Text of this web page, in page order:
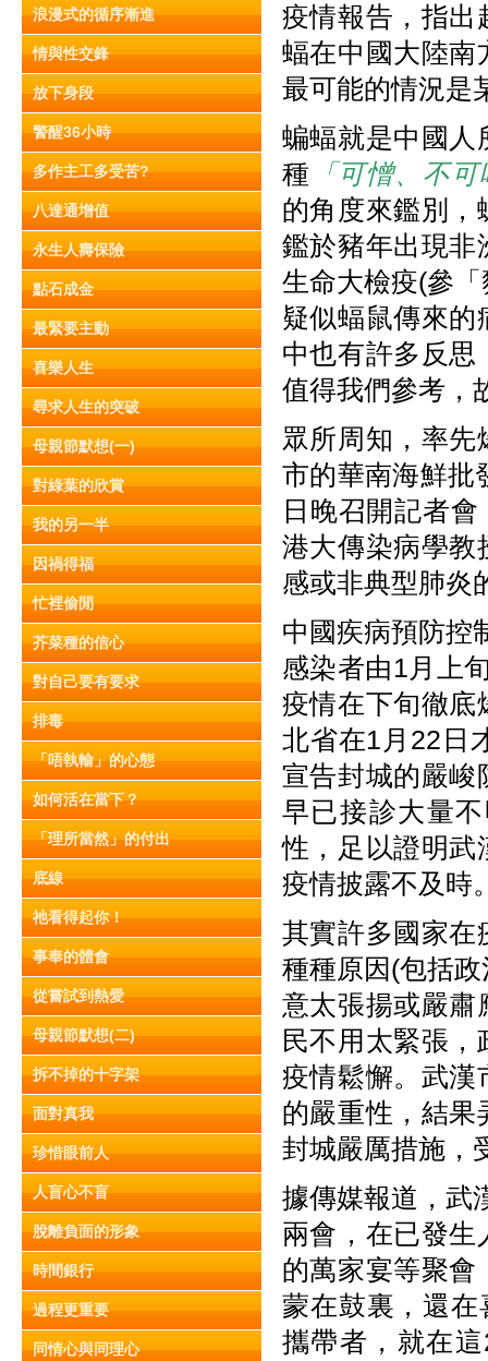
浪漫式的循序漸進
情與性交鋒
放下身段
警醒36小時
多作主工多受苦?
八達通增值
永生人壽保險
點石成金
最緊要主動
喜樂人生
尋求人生的突破
母親節默想(一)
對綠葉的欣賞
我的另一半
因禍得福
忙裡偷閒
芥菜種的信心
對自己要有要求
排毒
「唔執輸」的心態
如何活在當下？
「理所當然」的付出
底線
祂看得起你！
事奉的體會
從嘗試到熱愛
母親節默想(二)
拆不掉的十字架
面對真我
珍惜眼前人
人盲心不盲
脫離負面的形象
時間銀行
過程更重要
同情心與同理心
疫情報告，指出
蝠在中國大陸南
最可能的情況是
蝙蝠就是中國人
種 「可憎、不
的角度來鑑別，
鑑於豬年出現非
生命大檢疫(參
疑似蝠鼠傳來的
中也有許多反思
值得我們參考，
眾所周知，率
市的華南海鮮批
日晚召開記者
港大傳染病學教
感或非典型肺炎
中國疾病預防控
感染者由1月上
疫情在下旬徹底
北省在1月22日
宣告封城的嚴峻
早已接診大量
性，足以證明武
疫情披露不及時
其實許多國家在
種種原因(包括
意太張揚或嚴肅
民不用太緊張
疫情鬆懈。武漢
的嚴重性，結果
封城嚴厲措施，
據傳媒報道，武
兩會，在已發生
的萬家宴等聚會
蒙在鼓裏，還
攜帶者，就在